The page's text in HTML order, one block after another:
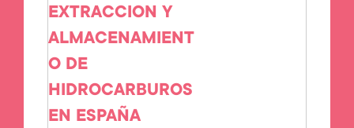
EXTRACCION Y
ALMACENAMIENT
O DE
HIDROCARBUROS
EN ESPAÑA